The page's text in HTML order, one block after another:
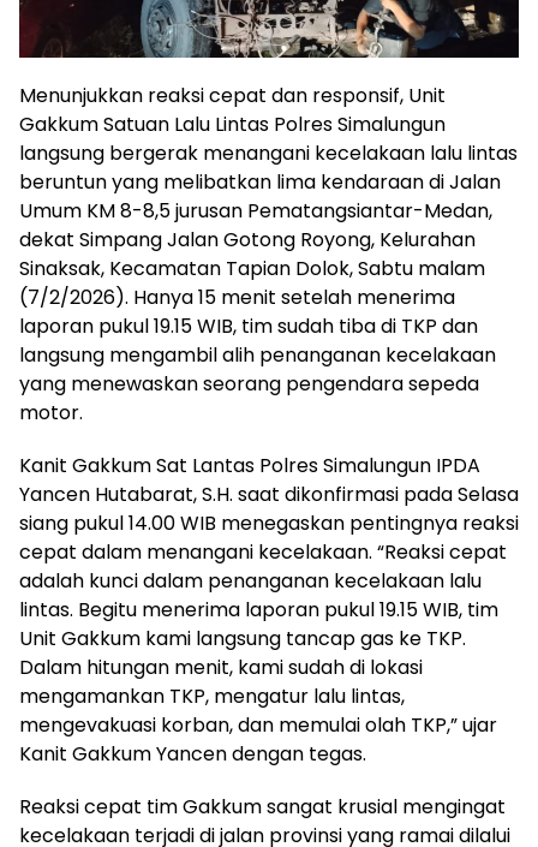
Menunjukkan reaksi cepat dan responsif, Unit
Gakkum Satuan Lalu Lintas Polres Simalungun
langsung bergerak menangani kecelakaan lalu lintas
beruntun yang melibatkan lima kendaraan di Jalan
Umum KM 8-8,5 jurusan Pematangsiantar-Medan,
dekat Simpang Jalan Gotong Royong, Kelurahan
Sinaksak, Kecamatan Tapian Dolok, Sabtu malam
(7/2/2026). Hanya 15 menit setelah menerima
laporan pukul 19.15 WIB, tim sudah tiba di TKP dan
langsung mengambil alih penanganan kecelakaan
yang menewaskan seorang pengendara sepeda
motor.
Kanit Gakkum Sat Lantas Polres Simalungun IPDA
Yancen Hutabarat, S.H. saat dikonfirmasi pada Selasa
siang pukul 14.00 WIB menegaskan pentingnya reaksi
cepat dalam menangani kecelakaan. “Reaksi cepat
adalah kunci dalam penanganan kecelakaan lalu
lintas. Begitu menerima laporan pukul 19.15 WIB, tim
Unit Gakkum kami langsung tancap gas ke TKP.
Dalam hitungan menit, kami sudah di lokasi
mengamankan TKP, mengatur lalu lintas,
mengevakuasi korban, dan memulai olah TKP,” ujar
Kanit Gakkum Yancen dengan tegas.
Reaksi cepat tim Gakkum sangat krusial mengingat
kecelakaan terjadi di jalan provinsi yang ramai dilalui